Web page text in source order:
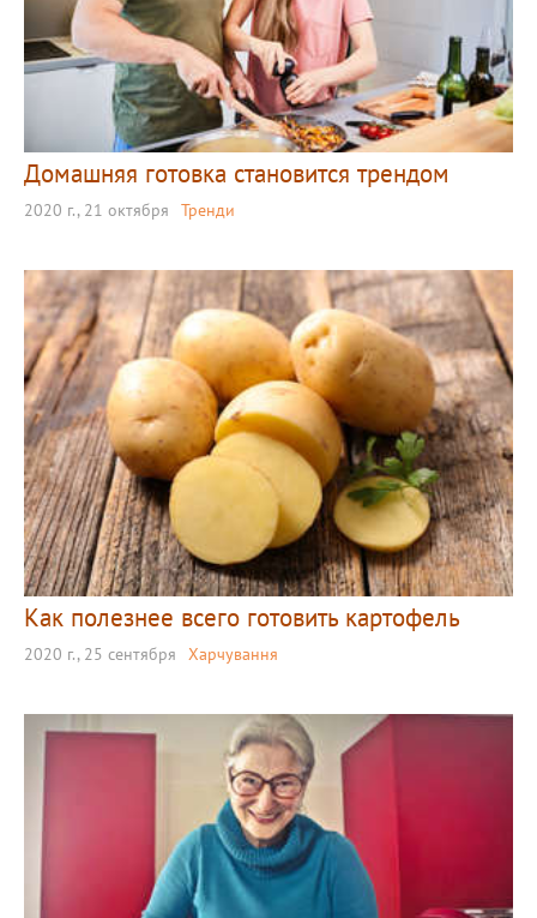
Домашняя готовка становится трендом
2020 г., 21 октября Тренди
Как полезнее всего готовить картофель
2020 г., 25 сентября Харчування